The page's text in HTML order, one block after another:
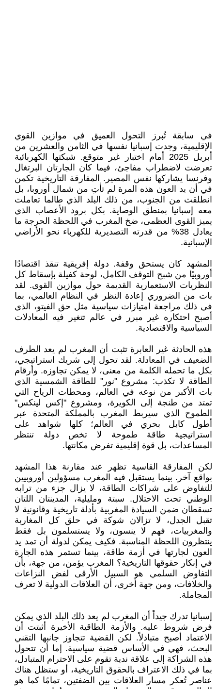
في سابقة تُبرز التحول العميق في موازين القوي
الإقليمية، وجدت إسبانيا نفسها في الثامن والعشرين من
أبريل 2025 أمام اختبار غير متوقع. شبكتها الكهربائية
تعرضت لاضطراب مفاجئ، فيما كان الجارتان البرتغال
وفرنسا يشاركها نفس المصير. المفارقة التاريخية تكمن
في أن يد العون هذه المرة لم تأتِ من شمال أوروبا، بل
انطلقت من الجنوب، من ذلك البلد الذي طالما تعاملت
معه إسبانيا بمنطق الوصاية. بكل برود الأعصاب الذي
يميز القوى العظمى، ضخ المغرب في اللحظة الحرجة ما
يعادل 38% من قدرته التصديرية للكهرباء نحو الأراضي
الإسبانية.
المشهد كان يستحق وقفة. دولة إفريقية تنقذ اقتصادًا
أوروبيًا من شبح التوقف الكامل، لوحة كفيلة بإسقاط كل
النظريات الاستعمارية القديمة حول موازين القوى. لقد
بات من الضروري إعادة النظر في النظام العالمي، بما
في ذلك مراجعة امتيازات سياسية مثل حق الفيتو، الذي
أصبح احتكاره غير مبرر في عالم تتغير فيه المعادلات
السياسية والاقتصادية.
هذه الحادثة غير العابرة تثبت أن المغرب لم يعد الطرف
الضعيف في المعادلة. لقد تحول إلى شريك استراتيجي،
بكل ما تحمله الكلمة من معنى، لا يمكن تجاوزه. وأرقام
الطاقة لا تكذب: مشروع "نور" للطاقة الشمسية الذي
بات الأكبر من نوعه في العالم، ومحطات الرياح التي
تمتد من طنجة إلى الكويرة، ومشروع "إكس لينكس"
الطموح الذي سيربط المغرب بالمملكة المتحدة عبر
أطول كابل بحري في العالم؛ كلها شواهد على
استراتيجية طاقة طموحة لا تخص دولة تنتظر
المساعدات، بل قوة إقليمية تفرض مكانتها.
لكن المفارقة القاسية تظهر عند مقارنة هذا المشهد
بواقع آخر. بينما يستقبل فيه المغرب مسؤولين أوروبيين
للتفاوض على شراكات الطاقة، لا يزال جزء من ترابه
الوطني تحت الاحتلال. سبتة ومليلية، المدينتان اللتان
تسقطان ضمن السيادة المغربية بأدلة تاريخية وقانونية لا
تقبل الجدل، لا تزالان شوكة في حلق كل المغاربة
والمغربيات، فهم لا ينسون، ولا يستسلمون بل فقط
ينتظرون اللحظة المناسبة. فكيف يمكن لدولة أن تمد يد
العون لجارتها في أزمة طاقة، بينما تستمر هذه الجارة
في إنكار حقوقها التاريخية؟ المغرب يؤمن، من جهة، بأن
التفاوض السلمي هو السبيل الأرقى لفض النزاعات
والخلافات، ومن جهة أخرى، أن العلاقات الدولية لا تعرف
المجاملة.
إسبانيا تدرك جيداً أن المغرب لم يعد ذلك البلد الذي يمكن
فرض شروط عليه. والأزمة الطاقية الأخيرة أثبتت أن
الاعتماد أصبح متبادلاً. لكن القضية تتجاوز جانبها التقني
البحث، فهي في الأساس قضية سياسية. إما أن تتحول
هذه الشراكة إلى علاقة ندية تقوم على الاحترام المتبادل،
بما في ذلك الاعتراف بالحقوق التاريخية، أو ستظل هناك
عناصر تُعكر مسار العلاقات بين الضفتين، تمامًا كما هو